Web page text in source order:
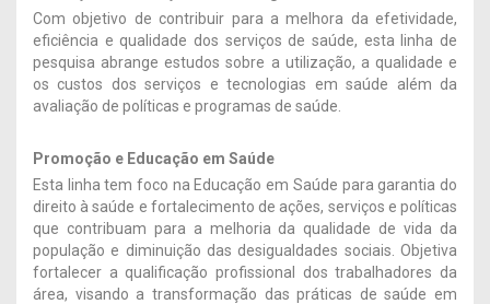
Com objetivo de contribuir para a melhora da efetividade,
eficiência e qualidade dos serviços de saúde, esta linha de
pesquisa abrange estudos sobre a utilização, a qualidade e
os custos dos serviços e tecnologias em saúde além da
avaliação de políticas e programas de saúde.
Promoção e Educação em Saúde
Esta linha tem foco na Educação em Saúde para garantia do
direito à saúde e fortalecimento de ações, serviços e políticas
que contribuam para a melhoria da qualidade de vida da
população e diminuição das desigualdades sociais. Objetiva
fortalecer a qualificação profissional dos trabalhadores da
área, visando a transformação das práticas de saúde em